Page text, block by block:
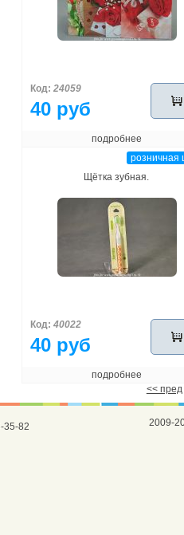
Код: 24059
40 руб
подробнее
розничная
Щётка зубная.
Код: 40022
40 руб
подробнее
<< пред
35-82
2009-